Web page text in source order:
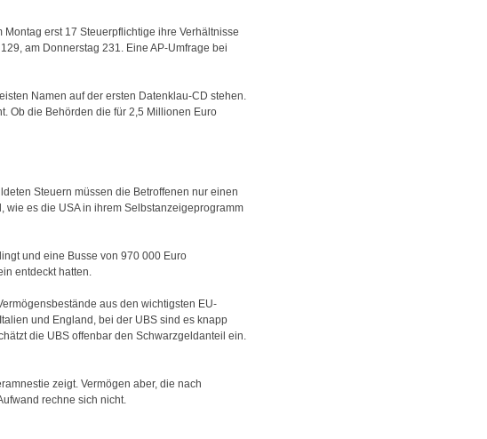
erst 17 Steuerpflichtige ihre Verhältnisse
am Donnerstag 231. Eine AP-Umfrage bei
Namen auf der ersten Datenklau-CD stehen.
Ob die Behörden die für 2,5 Millionen Euro
Steuern müssen die Betroffenen nur einen
wie es die USA in ihrem Selbstanzeigeprogramm
und eine Busse von 970 000 Euro
entdeckt hatten.
aus den wichtigsten EU-
und England, bei der UBS sind es knapp
die UBS offenbar den Schwarzgeldanteil ein.
zeigt. Vermögen aber, die nach
rechne sich nicht.